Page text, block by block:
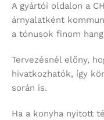
A gyártói oldalon a
árnyalatként
a tónusok finom
Tervezésnél előny,
hivatkozhatók, így
során is.
Ha a konyha nyitott